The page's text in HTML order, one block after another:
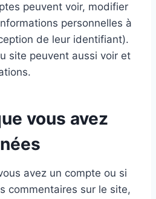
peuvent voir, modifier
personnelles à
de leur identifiant).
site peuvent aussi voir et
vous avez
avez un compte ou si
commentaires sur le site,